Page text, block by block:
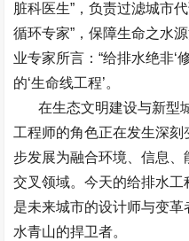
脏科医生” ，负责过滤城市
循环专家” ，保障生命之水
业专家所言：“给排水绝非‘
的‘生命线工程’。
在生态文明建设与新型
工程师的角色正在发生深
步发展为融合环境、信息
交叉领域。今天的给排水
是未来城市的设计师与变
水青山的捍卫者。